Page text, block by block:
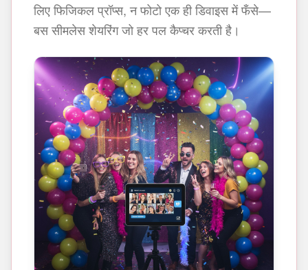
लिए फिजिकल प्रॉप्स, न फोटो एक ही डिवाइस में फँसे—
बस सीमलेस शेयरिंग जो हर पल कैप्चर करती है।